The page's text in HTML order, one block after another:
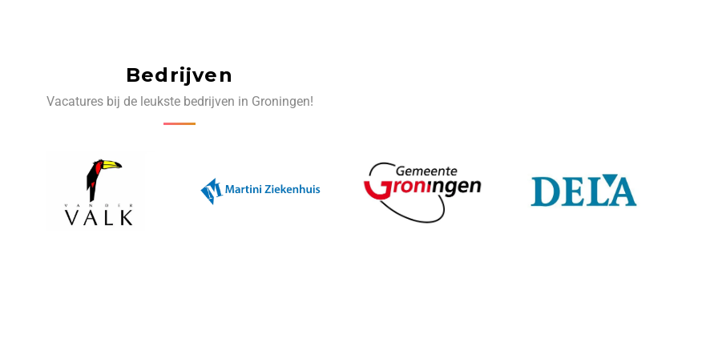
Bedrijven
Vacatures bij de leukste bedrijven in Groningen!